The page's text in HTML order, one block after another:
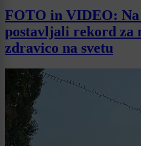
FOTO in VIDEO: Na
postavljali rekord za
zdravico na svetu